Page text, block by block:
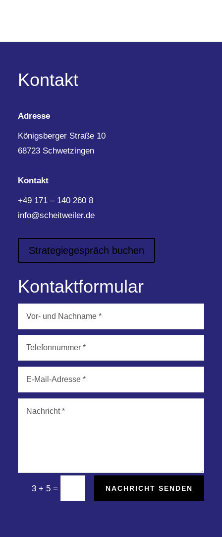
Kontakt
Adresse
Königsberger Straße 10
68723 Schwetzingen
Kontakt
+49 171 – 140 260 8
info@scheitweiler.de
Strategiegespräch buchen
Kontaktformular
3 + 5 = NACHRICHT SENDEN